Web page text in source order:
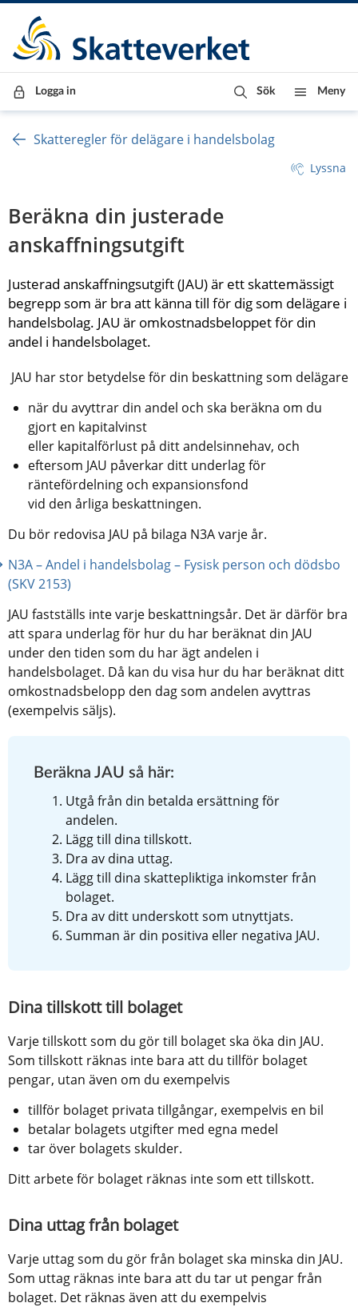
Till innehåll
Till navigationen
Till chattrobot
Logga in Sök Meny
Skatteregler för delägare i handelsbolag
Lyssna
Beräkna din justerade
anskaffningsutgift
Justerad anskaffningsutgift (JAU) är ett skattemässigt
begrepp som är bra att känna till för dig som delägare i
handelsbolag. JAU är omkostnadsbeloppet för din
andel i handelsbolaget.
JAU har stor betydelse för din beskattning som delägare
när du avyttrar din andel och ska beräkna om du
gjort en kapitalvinst
eller kapitalförlust på ditt andelsinnehav, och
eftersom JAU påverkar ditt underlag för
räntefördelning och expansionsfond
vid den årliga beskattningen.
Du bör redovisa JAU på bilaga N3A varje år.
N3A – Andel i handelsbolag – Fysisk person och dödsbo
(SKV 2153)
JAU fastställs inte varje beskattningsår. Det är därför bra
att spara underlag för hur du har beräknat din JAU
under den tiden som du har ägt andelen i
handelsbolaget. Då kan du visa hur du har beräknat ditt
omkostnadsbelopp den dag som andelen avyttras
(exempelvis säljs).
Beräkna JAU så här:
Utgå från din betalda ersättning för
andelen.
Lägg till dina tillskott.
Dra av dina uttag.
Lägg till dina skattepliktiga inkomster från
bolaget.
Dra av ditt underskott som utnyttjats.
Summan är din positiva eller negativa JAU.
Dina tillskott till bolaget
Varje tillskott som du gör till bolaget ska öka din JAU.
Som tillskott räknas inte bara att du tillför bolaget
pengar, utan även om du exempelvis
tillför bolaget privata tillgångar, exempelvis en bil
betalar bolagets utgifter med egna medel
tar över bolagets skulder.
Ditt arbete för bolaget räknas inte som ett tillskott.
Dina uttag från bolaget
Varje uttag som du gör från bolaget ska minska din JAU.
Som uttag räknas inte bara att du tar ut pengar från
bolaget. Det räknas även att du exempelvis